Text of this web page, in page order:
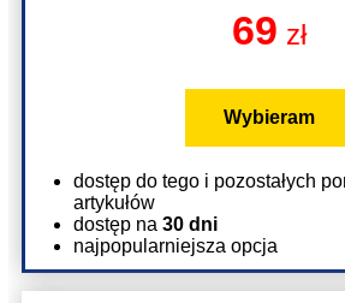
69 zł
Wybieram
dostęp do tego i pozostałych
artykułów
dostęp na 30 dni
najpopularniejsza opcja